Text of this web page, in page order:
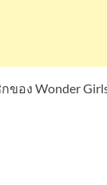
ของ Wonder